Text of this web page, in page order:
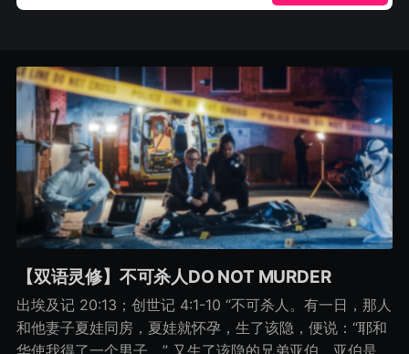
【双语灵修】不可杀人DO NOT MURDER
出埃及记 20:13；创世记 4:1-10 “不可杀人。有一日，那人
和他妻子夏娃同房，夏娃就怀孕，生了该隐，便说：“耶和
华使我得了一个男子。” 又生了该隐的兄弟亚伯。亚伯是牧